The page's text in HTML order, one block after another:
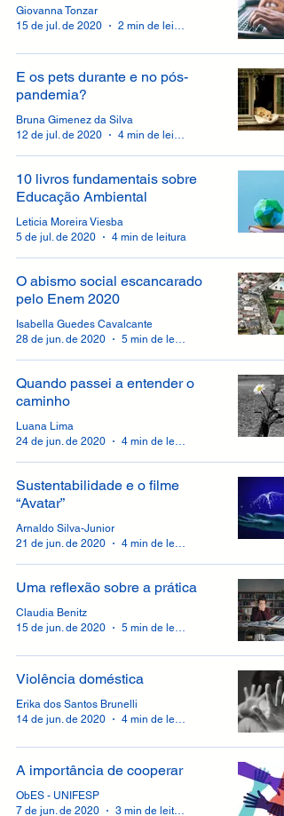
Giovanna Tonzar
15 de jul. de 2020
E os pets durante e no pós-
pandemia?
Bruna Gimenez da Silva
12 de jul. de 2020
10 livros fundamentais sobre
Educação Ambiental
Leticia Moreira Viesba
5 de jul. de 2020
4 min de leitura
O abismo social escancarado
pelo Enem 2020
Isabella Guedes Cavalcante
28 de jun. de 2020
Quando passei a entender o
caminho
Luana Lima
24 de jun. de 2020
Sustentabilidade e o filme
“Avatar”
Arnaldo Silva-Junior
21 de jun. de 2020
Uma reflexão sobre a prática
Claudia Benitz
15 de jun. de 2020
Violência doméstica
Erika dos Santos Brunelli
14 de jun. de 2020
A importância de cooperar
ObES - UNIFESP
7 de jun. de 2020